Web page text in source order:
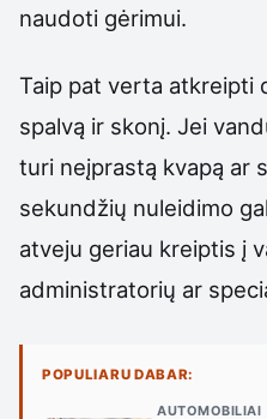
naudoti gėrimui.
Taip pat verta atkreipti
spalvą ir skonį. Jei
turi neįprastą kvapą ar
sekundžių nuleidimo
atveju geriau kreiptis į
administratorių ar
POPULIARU DABAR:
AUTOMOBILIAI